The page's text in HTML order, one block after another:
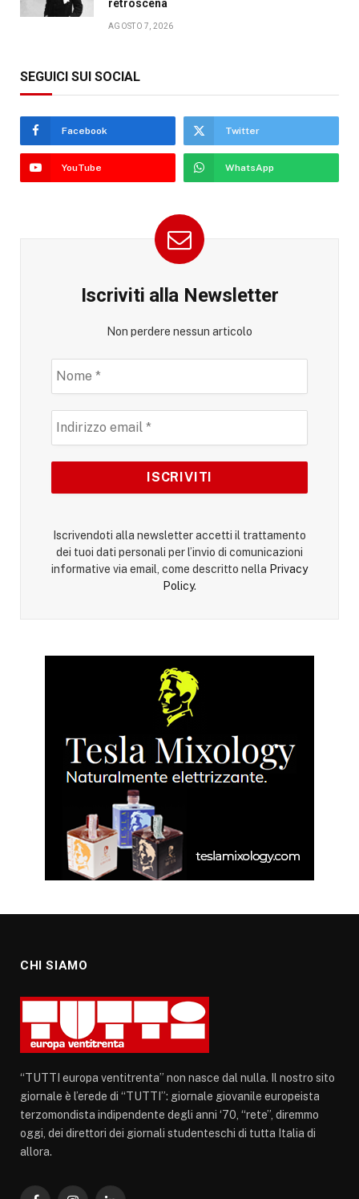
retroscena
AGOSTO 7, 2026
SEGUICI SUI SOCIAL
Facebook Twitter
YouTube WhatsApp
Iscriviti alla Newsletter
Non perdere nessun articolo
Iscrivendoti alla newsletter accetti il trattamento
dei tuoi dati personali per l’invio di comunicazioni
informative via email, come descritto nella Privacy
Policy.
CHI SIAMO
“TUTTI europa ventitrenta” non nasce dal nulla. Il nostro sito
giornale è l’erede di “TUTTI”: giornale giovanile europeista
terzomondista indipendente degli anni ‘70, “rete”, diremmo
oggi, dei direttori dei giornali studenteschi di tutta Italia di
allora.